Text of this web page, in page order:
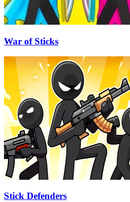
War of Sticks
Stick Defenders